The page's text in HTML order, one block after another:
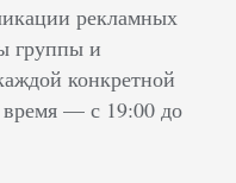
рекламных
группы и
конкретной
— с 19:00 до